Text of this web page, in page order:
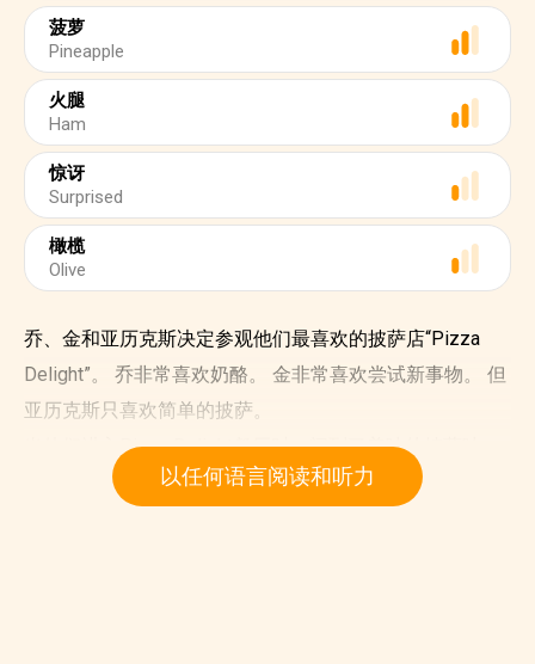
菠萝
Pineapple
火腿
Ham
惊讶
Surprised
橄榄
Olive
乔、金和亚历克斯决定参观他们最喜欢的披萨店“Pizza
Delight”。 乔非常喜欢奶酪。 金非常喜欢尝试新事物。 但
亚历克斯只喜欢简单的披萨。
当他们进入Pizza Delight餐厅时，闻到了美味的披萨味。
“啊，我等不及要吃了，”乔笑着说。
以任何语言阅读和听力